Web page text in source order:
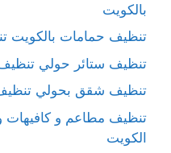
بالكويت
تنظيف حمامات بالكويت
تنظيف ستائر حولي
تنظيف شقق بحولي
تنظيف مطاعم و
الكويت